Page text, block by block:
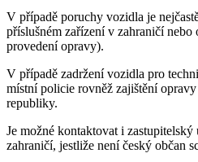
V případě poruchy vozidla je
příslušném zařízení v zahraničí
provedení opravy).
V případě zadržení vozidla pro
místní policie rovněž zajištění
republiky.
Je možné kontaktovat i
zahraničí, jestliže není český občan